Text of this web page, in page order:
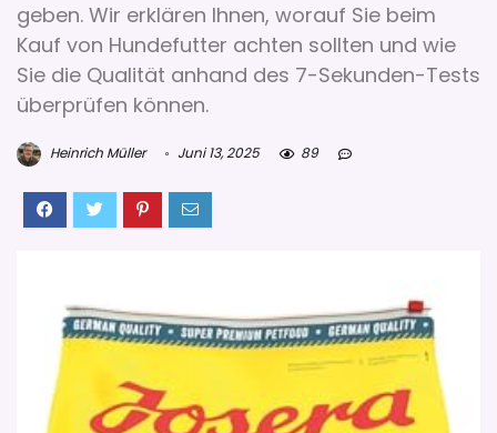
geben. Wir erklären Ihnen, worauf Sie beim
Kauf von Hundefutter achten sollten und wie
Sie die Qualität anhand des 7-Sekunden-Tests
überprüfen können.
Heinrich Müller Juni 13, 2025 89